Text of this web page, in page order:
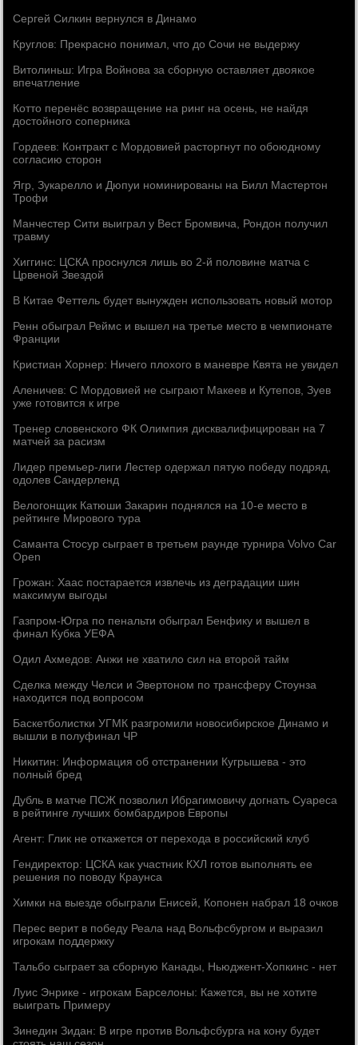
Сергей Силкин вернулся в Динамо
Круглов: Прекрасно понимал, что до Сочи не выдержу
Витолиньш: Игра Войнова за сборную оставляет двоякое
впечатление
Котто перенёс возвращение на ринг на осень, не найдя
достойного соперника
Гордеев: Контракт с Мордовией расторгнут по обоюдному
согласию сторон
Ягр, Зукарелло и Дюпуи номинированы на Билл Мастертон
Трофи
Манчестер Сити выиграл у Вест Бромвича, Рондон получил
травму
Хиггинс: ЦСКА проснулся лишь во 2-й половине матча с
Црвеной Звездой
В Китае Феттель будет вынужден использовать новый мотор
Ренн обыграл Реймс и вышел на третье место в чемпионате
Франции
Кристиан Хорнер: Ничего плохого в маневре Квята не увидел
Аленичев: С Мордовией не сыграют Макеев и Кутепов, Зуев
уже готовится к игре
Тренер словенского ФК Олимпия дисквалифицирован на 7
матчей за расизм
Лидер премьер-лиги Лестер одержал пятую победу подряд,
одолев Сандерленд
Велогонщик Катюши Закарин поднялся на 10-е место в
рейтинге Мирового тура
Саманта Стосур сыграет в третьем раунде турнира Volvo Car
Open
Грожан: Хаас постарается извлечь из деградации шин
максимум выгоды
Газпром-Югра по пенальти обыграл Бенфику и вышел в
финал Кубка УЕФА
Одил Ахмедов: Анжи не хватило сил на второй тайм
Сделка между Челси и Эвертоном по трансферу Стоунза
находится под вопросом
Баскетболистки УГМК разгромили новосибирское Динамо и
вышли в полуфинал ЧР
Никитин: Информация об отстранении Кугрышева - это
полный бред
Дубль в матче ПСЖ позволил Ибрагимовичу догнать Суареса
в рейтинге лучших бомбардиров Европы
Агент: Глик не откажется от перехода в российский клуб
Гендиректор: ЦСКА как участник КХЛ готов выполнять ее
решения по поводу Краунса
Химки на выезде обыграли Енисей, Копонен набрал 18 очков
Перес верит в победу Реала над Вольфсбургом и выразил
игрокам поддержку
Тальбо сыграет за сборную Канады, Ньюджент-Хопкинс - нет
Луис Энрике - игрокам Барселоны: Кажется, вы не хотите
выиграть Примеру
Зинедин Зидан: В игре против Вольфсбурга на кону будет